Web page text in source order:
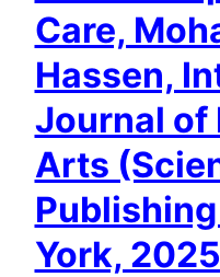
Care,
Hassen,
Journal of
Arts
York, 2025